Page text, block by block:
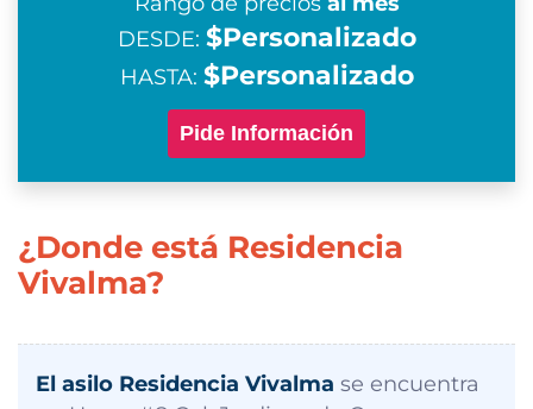
DESDE: $Personalizado
HASTA: $Personalizado
Pide Información
¿Donde está Residencia
Vivalma?
El asilo Residencia Vivalma se encuentra